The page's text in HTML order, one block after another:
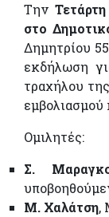
Την
στο
Δημητρίου
εκδήλωση
τραχήλου
Ομιλητές:
Σ.
Μ. Χαλάτση,